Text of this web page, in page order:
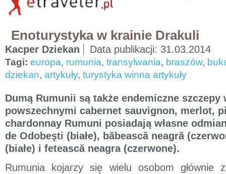
Enoturystyka w krainie Drakuli
Kacper Dziekan Data publikacji: 31.03.2014
Tagi: europa, rumunia, transylwania, braszów,
dziekan, artykuły, turystyka winna artykuły
Dumą Rumunii są także endemiczne szczepy
powszechnymi cabernet sauvignon, merlot,
chardonnay Rumuni posiadają własne
de Odobeşti (białe), băbească neagră
(białe) i fetească neagra (czerwone).
Rumunia kojarzy się wielu osobom głównie